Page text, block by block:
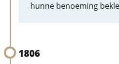
hunne benoeming
1806